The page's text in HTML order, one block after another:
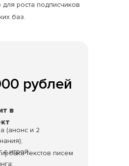
рублей
(анонс и 2
с игрой;
в
текстов писем
роста подписчиков
баз.